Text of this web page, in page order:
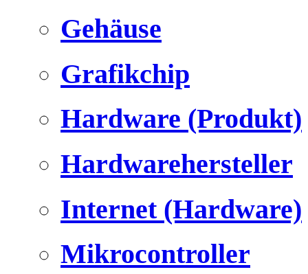
Gehäuse
Grafikchip
Hardware (Produkt)
Hardwarehersteller
Internet (Hardware)
Mikrocontroller